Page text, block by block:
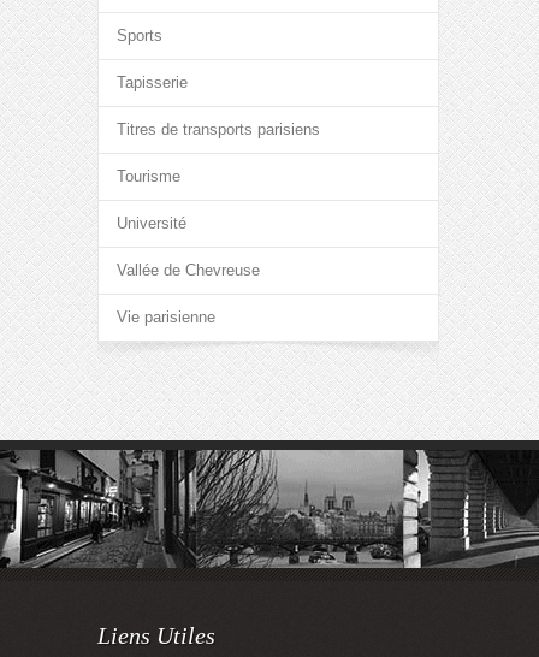
Sports
Tapisserie
Titres de transports parisiens
Tourisme
Université
Vallée de Chevreuse
Vie parisienne
Liens Utiles